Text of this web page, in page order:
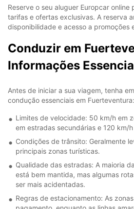
Reserve o seu aluguer Europcar online
tarifas e ofertas exclusivas. A reserva
disponibilidade e acesso a promoções
Conduzir em
Informações
Antes de iniciar a sua viagem, tenha
condução essenciais em Fuerteventura:
Limites de velocidade: 50 km/h em
em estradas secundárias e 120 km/
Condições de trânsito: Geralmente
principais zonas turísticas.
Qualidade das estradas: A maioria
está bem mantida, mas algumas
ser mais acidentadas.
Regras de estacionamento: As